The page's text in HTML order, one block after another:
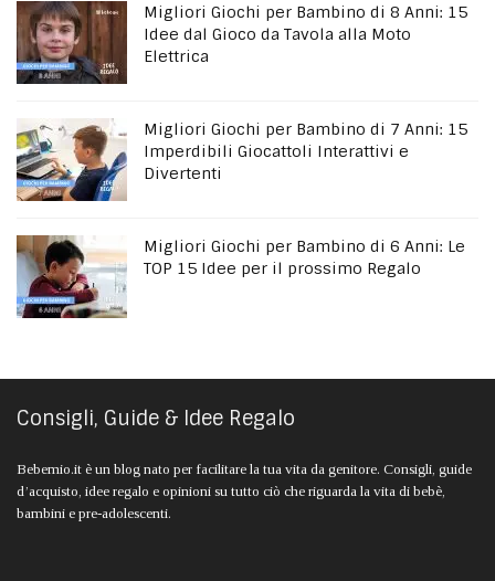
Migliori Giochi per Bambino di 8 Anni: 15
Idee dal Gioco da Tavola alla Moto
Elettrica
Migliori Giochi per Bambino di 7 Anni: 15
Imperdibili Giocattoli Interattivi e
Divertenti
Migliori Giochi per Bambino di 6 Anni: Le
TOP 15 Idee per il prossimo Regalo
Consigli, Guide & Idee Regalo
Bebemio.it è un blog nato per facilitare la tua vita da genitore. Consigli, guide
d’acquisto, idee regalo e opinioni su tutto ciò che riguarda la vita di bebè,
bambini e pre-adolescenti.